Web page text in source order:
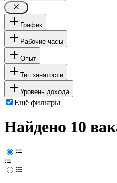
График
Рабочие часы
Опыт
Тип занятости
Уровень дохода
Ещё фильтры
Найдено 10